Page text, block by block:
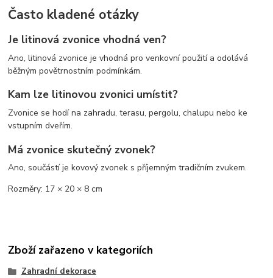
Často kladené otázky
Je litinová zvonice vhodná ven?
Ano, litinová zvonice je vhodná pro venkovní použití a odolává
běžným povětrnostním podmínkám.
Kam lze litinovou zvonici umístit?
Zvonice se hodí na zahradu, terasu, pergolu, chalupu nebo ke
vstupním dveřím.
Má zvonice skutečný zvonek?
Ano, součástí je kovový zvonek s příjemným tradičním zvukem.
Rozměry: 17 × 20 × 8 cm
Zboží zařazeno v kategoriích
Zahradní dekorace